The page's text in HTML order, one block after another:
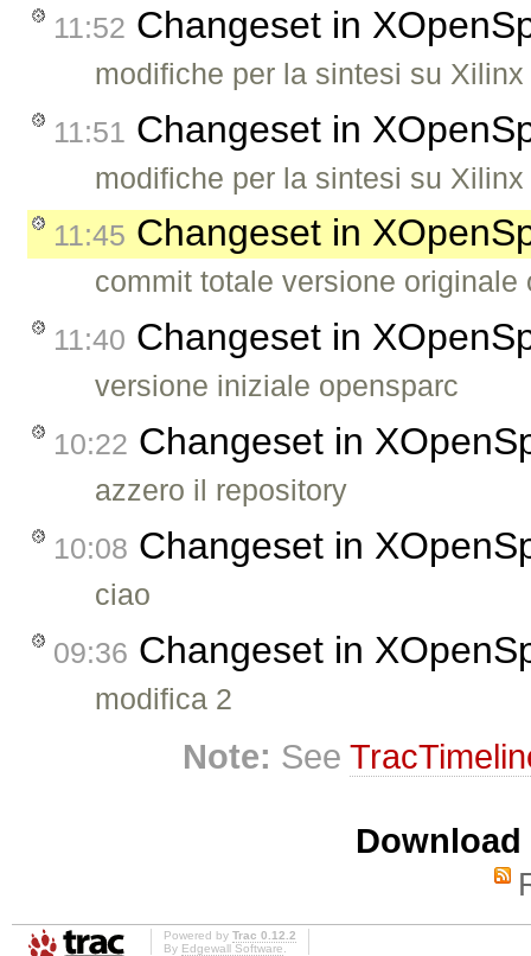
11:52 Changeset in
modifiche per la sintesi su Xilinx
11:51 Changeset in
modifiche per la sintesi su Xilinx
11:45 Changeset in
commit totale versione originale
11:40 Changeset in
versione iniziale opensparc
10:22 Changeset in
azzero il repository
10:08 Changeset in
ciao
09:36 Changeset in
modifica 2
Note: See
Powered by Trac 0.12.2
By Edgewall Software